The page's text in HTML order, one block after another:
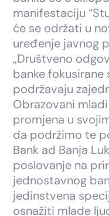
manifestaciju
će se održati u
uređenje javnog
„Društveno
banke fokusirane
podržavaju
Obrazovani
promjena u
da podržimo te
Bank ad Banja
poslovanje na
jednostavnog
jedinstvena
osnažiti mlade